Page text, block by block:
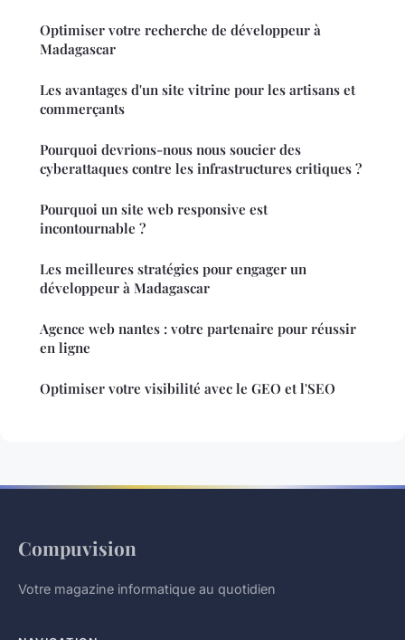
Optimiser votre recherche de développeur à
Madagascar
Les avantages d'un site vitrine pour les artisans et
commerçants
Pourquoi devrions-nous nous soucier des
cyberattaques contre les infrastructures critiques ?
Pourquoi un site web responsive est
incontournable ?
Les meilleures stratégies pour engager un
développeur à Madagascar
Agence web nantes : votre partenaire pour réussir
en ligne
Optimiser votre visibilité avec le GEO et l'SEO
Compuvision
Votre magazine informatique au quotidien